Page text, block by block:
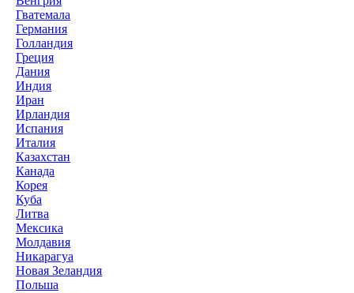
Гватемала
Германия
Голландия
Греция
Дания
Индия
Иран
Ирландия
Испания
Италия
Казахстан
Канада
Корея
Куба
Литва
Мексика
Молдавия
Никарагуа
Новая Зеландия
Польша